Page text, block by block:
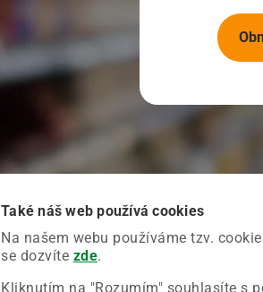
Také náš web používá cookies
Na našem webu používáme tzv.
se dozvíte zde.
Kliknutím na "Rozumím" souhlasíte s